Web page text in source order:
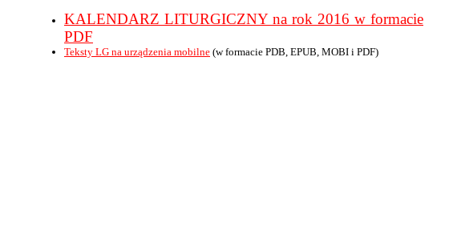
KALENDARZ LITURGICZNY na rok 2016 w formacie
PDF
Teksty LG na urządzenia mobilne (w formacie PDB, EPUB, MOBI i PDF)